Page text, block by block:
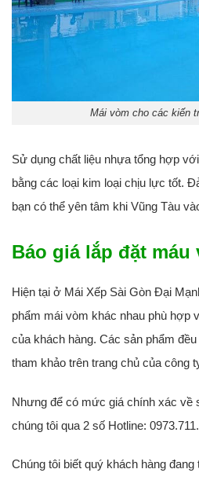
Mái vòm cho các kiến
Sử dụng chất liệu nhựa tổng hợp
bằng các loại kim loại chịu lực tốt.
bạn có thể yên tâm khi Vũng Tàu
Báo giá lắp đặt máu
Hiện tại ở Mái Xếp Sài Gòn Đại
phẩm mái vòm khác nhau phù hợp
của khách hàng. Các sản phẩm
tham khảo trên trang chủ của công
Nhưng để có mức giá chính xác về
chúng tôi qua 2 số Hotline:
Chúng tôi biết quý khách hàng